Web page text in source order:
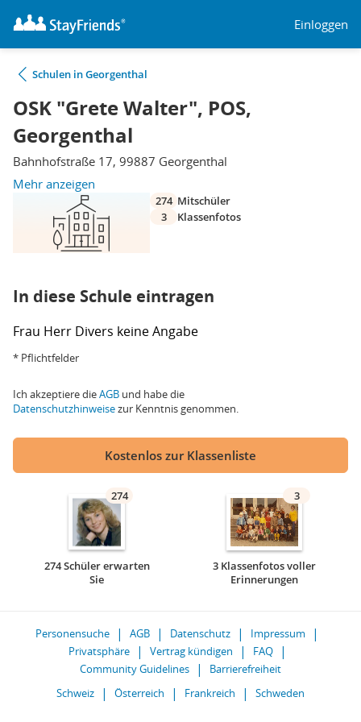
Einloggen
Schulen in Georgenthal
OSK "Grete Walter", POS,
Georgenthal
Bahnhofstraße 17, 99887 Georgenthal
Mehr anzeigen
274 Mitschüler
3
Klassenfotos
In diese Schule eintragen
Frau Herr Divers keine Angabe
* Pflichtfelder
Ich akzeptiere dieAGB und habe die
Datenschutzhinweisezur Kenntnis genommen.
Kostenlos zur Klassenliste
274
274 Schüler erwarten
Sie
3
3 Klassenfotos voller
Erinnerungen
Personensuche AGB Datenschutz
Impressum
Privatsphäre
Vertrag kündigen
FAQ
Community Guidelines
Barrierefreiheit
Schweiz
Österreich Frankreich Schweden